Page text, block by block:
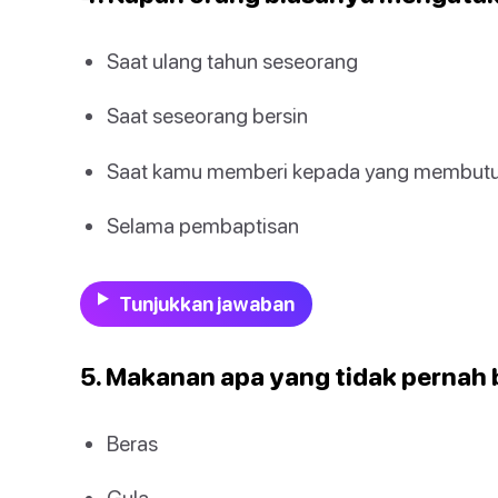
Saat ulang tahun seseorang
Saat seseorang bersin
Saat kamu memberi kepada yang
Selama pembaptisan
Tunjukkan jawaban
5. Makanan apa yang tidak pernah
Beras